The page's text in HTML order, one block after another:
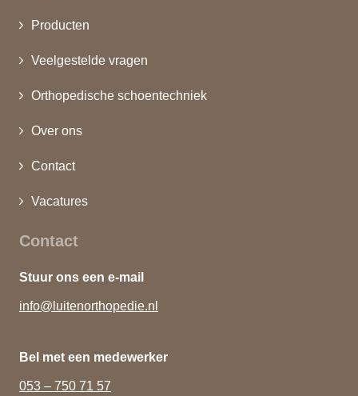
Producten
Veelgestelde vragen
Orthopedische schoentechniek
Over ons
Contact
Vacatures
Contact
Stuur ons een e-mail
info@luitenorthopedie.nl
Bel met een medewerker
053 – 750 71 57